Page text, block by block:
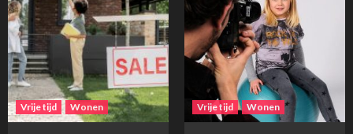
Vrije tijd Wonen Vrije tijd Wonen